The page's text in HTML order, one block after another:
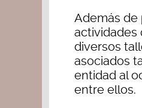
Además de
actividades
diversos
asociados
entidad al
entre ellos.